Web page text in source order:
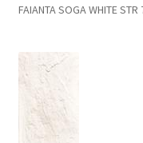
Blog
Contact
Contul meu
FAIANTA SOGA WHITE